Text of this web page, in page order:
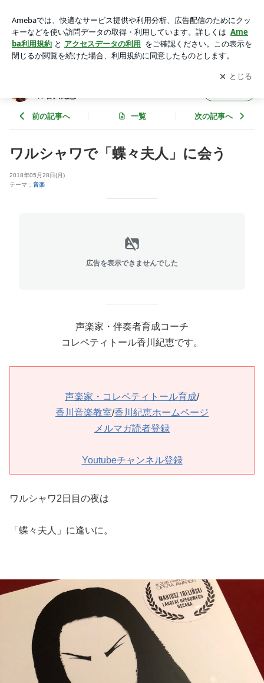
チ コレペティトール香川紀恵
アプリをダウンロードして ブログの更新通知
を受け取りまし
ょう。
開く
ル香川紀恵
前の記事へ 一覧 次の記事へ
ワルシャワで「蝶々夫人」に会う
2018年05月28日(月)
テーマ： 音楽
広告を表示できませんでした
声楽家・伴奏者育成コーチ
コレペティトール香川紀恵です。
声楽家・コレペティトール育成/
香川音楽教室/香川紀恵ホームページ
メルマガ読者登録
Youtubeチャンネル登録
ワルシャワ2日目の夜は
「蝶々夫人」に逢いに。